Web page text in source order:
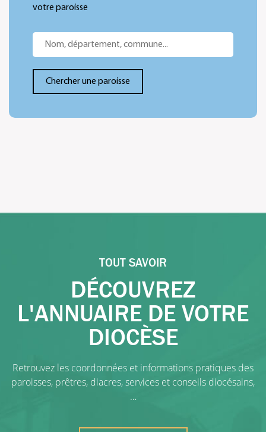
votre paroisse
TOUT SAVOIR
DÉCOUVREZ
L'ANNUAIRE DE VOTRE
DIOCÈSE
Retrouvez les coordonnées et informations pratiques des
paroisses, prêtres, diacres, services et conseils diocésains,
…